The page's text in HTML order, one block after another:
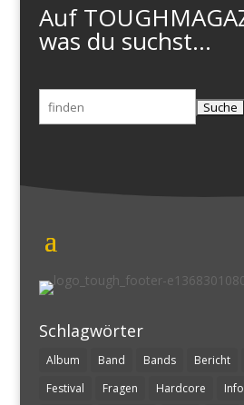
Auf
was du suchst...
Suchen
nach:
Schlagwörter
Album Band Bands Bericht
Festival
Fragen Hardcore